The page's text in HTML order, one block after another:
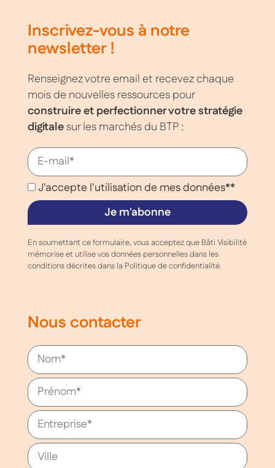
Inscrivez-vous à notre
newsletter !
Renseignez votre email et recevez chaque
mois de nouvelles ressources pour
construire et perfectionner votre stratégie
digitalesur les marchés du BTP :
J'accepte l'utilisation de mes données**
Je m'abonne
En soumettant ce formulaire, vous acceptez que Bâti Visibilité
mémorise et utilise vos données personnelles dans les
conditions décrites dans la Politique de confidentialité.
Nous contacter